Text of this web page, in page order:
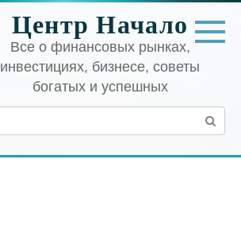
Центр Начало
Все о финансовых рынках,
инвестициях, бизнесе, советы
богатых и успешных